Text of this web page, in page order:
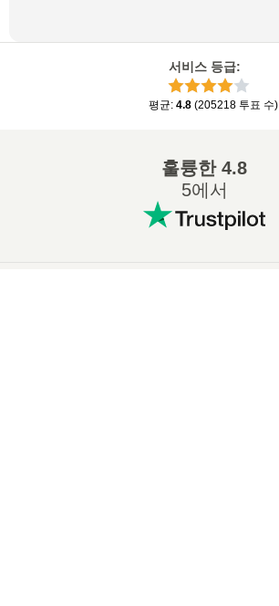
서비스 등급:
평균: 4.8 (205218 투표 수)
훌륭한4.8
5에서